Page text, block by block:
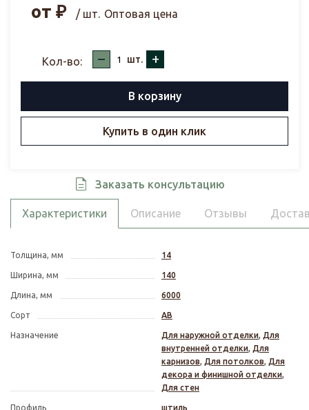
от ₽ / шт. Оптовая цена
Кол-во: – шт. +
В корзину
Купить в один клик
Заказать консультацию
Характеристики Описание Отзывы
Толщина, мм 14
Ширина, мм 140
Длина, мм 6000
Сорт АВ
Назначение Для наружной отделки, Для
внутренней отделки, Для
карнизов, Для потолков, Для
декора и финишной отделки,
Для стен
Профиль штиль